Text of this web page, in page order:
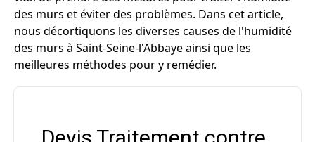
des murs et éviter des problèmes. Dans cet article,
nous décortiquons les diverses causes de l'humidité
des murs à Saint-Seine-l'Abbaye ainsi que les
meilleures méthodes pour y remédier.